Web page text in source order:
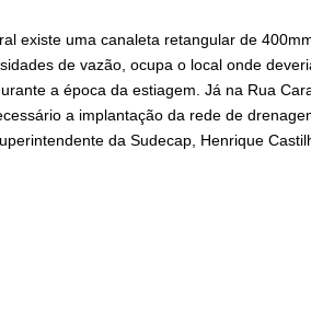
existe uma canaleta retangular de
de vazão, ocupa o local onde
a época da estiagem. Já na Rua
a implantação da rede de
da Sudecap, Henrique